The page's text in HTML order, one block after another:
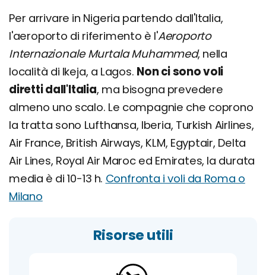
Per arrivare in Nigeria partendo dall'Italia,
l'aeroporto di riferimento è l'Aeroporto
Internazionale Murtala Muhammed, nella
località di Ikeja, a Lagos. Non ci sono voli
diretti dall'Italia, ma bisogna prevedere
almeno uno scalo. Le compagnie che coprono
la tratta sono Lufthansa, Iberia, Turkish Airlines,
Air France, British Airways, KLM, Egyptair, Delta
Air Lines, Royal Air Maroc ed Emirates, la durata
media è di 10-13 h. Confronta i voli da Roma o
Milano
Risorse utili